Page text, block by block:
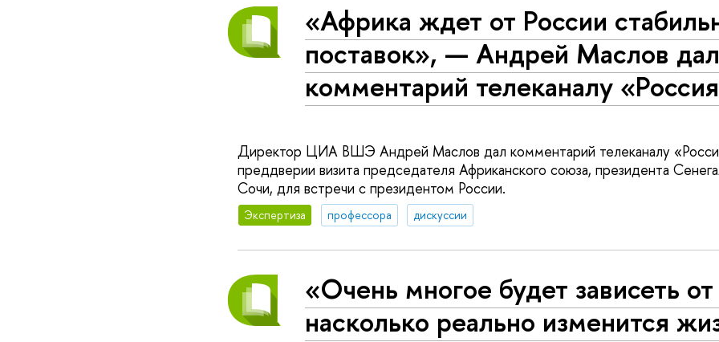
«Африка ждет от России
поставок», — Андрей Маслов
комментарий телеканалу
Директор ЦИА ВШЭ Андрей Маслов дал комментарий телеканалу
преддверии визита председателя Африканского союза, президента
Сочи, для встречи с президентом России.
Экспертиза профессора дискуссии
«Очень многое будет зависеть от
насколько реально изменится